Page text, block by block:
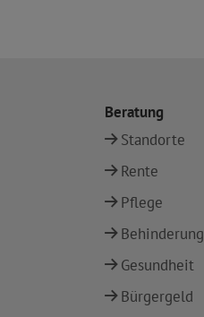
Beratung
Standorte
Rente
Pflege
Behinderung
Gesundheit
Bürgergeld